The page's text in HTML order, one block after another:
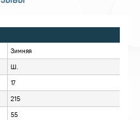
ОПИСАНИЕ
ОТЗЫВЫ